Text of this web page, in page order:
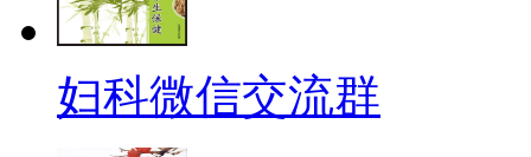
妇科微信交流群